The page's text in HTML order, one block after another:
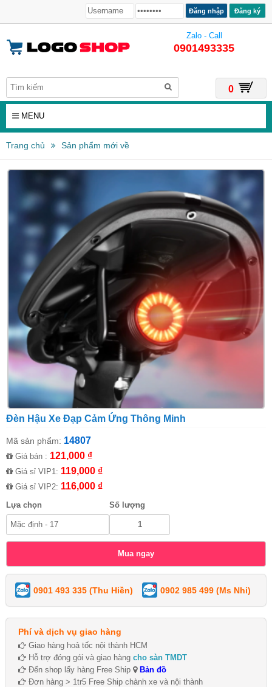
Đăng ký
Zalo - Call
0901493335
0
MENU
Trang chủ Sản phẩm mới về
Đèn Hậu Xe Đạp Cảm Ứng Thông Minh
Mã sản phẩm: 14807
Giá bán : 121,000 ₫
Giá sỉ VIP1: 119,000 ₫
Giá sỉ VIP2: 116,000 ₫
Lựa chọn Số lượng
0901 493 335 (Thu Hiền) 0902 985 499 (Ms Nhi)
Phí và dịch vụ giao hàng
Giao hàng hoả tốc nội thành HCM
Hỗ trợ đóng gói và giao hàng cho sàn TMDT
Đến shop lấy hàng Free Ship
Bản đồ
Đơn hàng > 1tr5 Free Ship chành xe và nội thành